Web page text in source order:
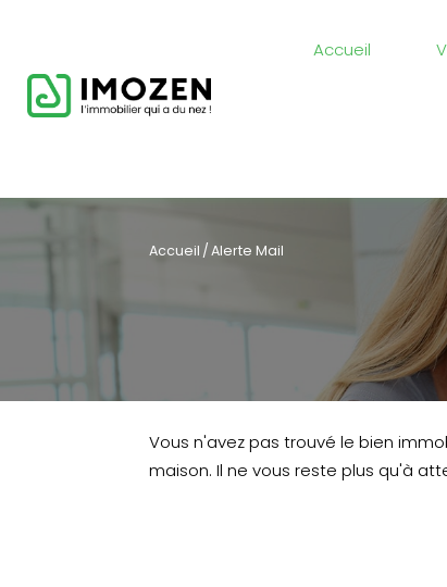
Accueil
accueil Alerte Mail
Vous n'avez pas trouvé le bien
maison. Il ne vous reste plus qu'à